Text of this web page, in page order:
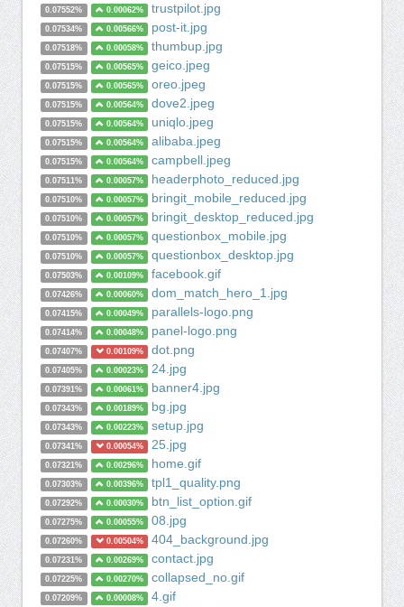
0.07552% 0.00062% trustpilot.jpg
0.07534% 0.00566% post-it.jpg
0.07518% 0.00058% thumbup.jpg
0.07515% 0.00565% geico.jpeg
0.07515% 0.00565% oreo.jpeg
0.07515% 0.00564% dove2.jpeg
0.07515% 0.00564% uniqlo.jpeg
0.07515% 0.00564% alibaba.jpeg
0.07515% 0.00564% campbell.jpeg
0.07511% 0.00057% headerphoto_reduced.jpg
0.07510% 0.00057% bringit_mobile_reduced.jpg
0.07510% 0.00057% bringit_desktop_reduced.jpg
0.07510% 0.00057% questionbox_mobile.jpg
0.07510% 0.00057% questionbox_desktop.jpg
0.07503% 0.00109% facebook.gif
0.07426% 0.00060% dom_match_hero_1.jpg
0.07415% 0.00049% parallels-logo.png
0.07414% 0.00048% panel-logo.png
0.07407% 0.00109% dot.png
0.07405% 0.00023% 24.jpg
0.07391% 0.00061% banner4.jpg
0.07343% 0.00189% bg.jpg
0.07343% 0.00223% setup.jpg
0.07341% 0.00054% 25.jpg
0.07321% 0.00296% home.gif
0.07303% 0.00396% tpl1_quality.png
0.07292% 0.00030% btn_list_option.gif
0.07275% 0.00055% 08.jpg
0.07260% 0.00504% 404_background.jpg
0.07231% 0.00269% contact.jpg
0.07225% 0.00270% collapsed_no.gif
0.07209% 0.00008% 4.gif